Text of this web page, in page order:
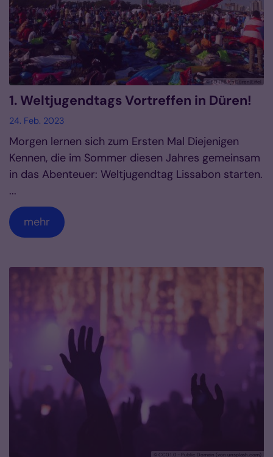
© SD | FB kja Düren|Eifel
1. Weltjugendtags Vortreffen in Düren!
24. Feb. 2023
Morgen lernen sich zum Ersten Mal Diejenigen
Kennen, die im Sommer diesen Jahres gemeinsam
in das Abenteuer: Weltjugendtag Lissabon starten.
...
mehr
© CC0 1.0 - Public Domain (von unsplash.com)